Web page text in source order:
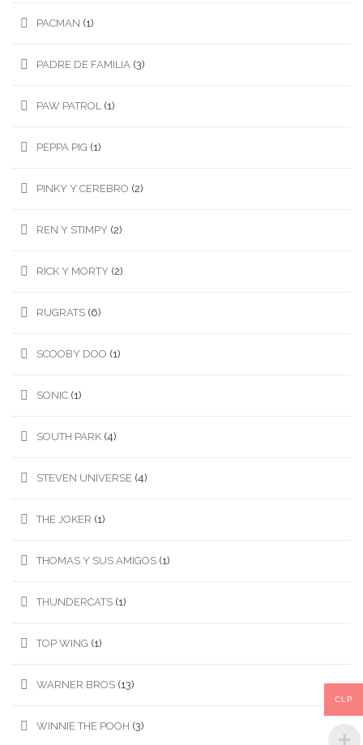
PACMAN (1)
PADRE DE FAMILIA (3)
PAW PATROL (1)
PEPPA PIG (1)
PINKY Y CEREBRO (2)
REN Y STIMPY (2)
RICK Y MORTY (2)
RUGRATS (6)
SCOOBY DOO (1)
SONIC (1)
SOUTH PARK (4)
STEVEN UNIVERSE (4)
THE JOKER (1)
THOMAS Y SUS AMIGOS (1)
THUNDERCATS (1)
TOP WING (1)
WARNER BROS (13)
WINNIE THE POOH (3)
CLP